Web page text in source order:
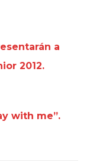
a
2012.
with me”.